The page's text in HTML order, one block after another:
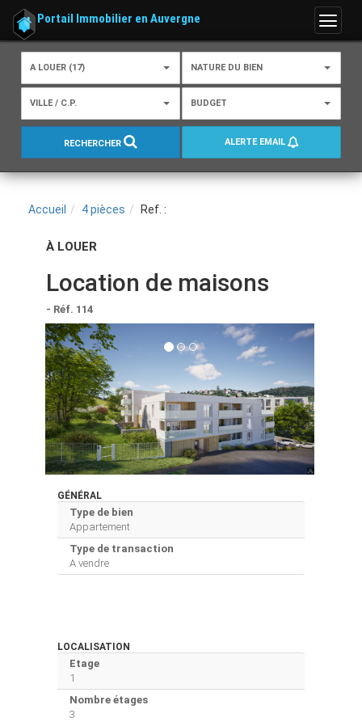
Menu
Portail Immobilier en Auvergne
A LOUER (17) NATURE DU BIEN
VILLE / C.P. BUDGET
RECHERCHER ALERTE EMAIL
Accueil 4 pièces Ref. :
À LOUER
Location de maisons
- Réf. 114
GÉNÉRAL
Type de bien
Appartement
Type de transaction
A vendre
LOCALISATION
Etage
1
Nombre étages
3